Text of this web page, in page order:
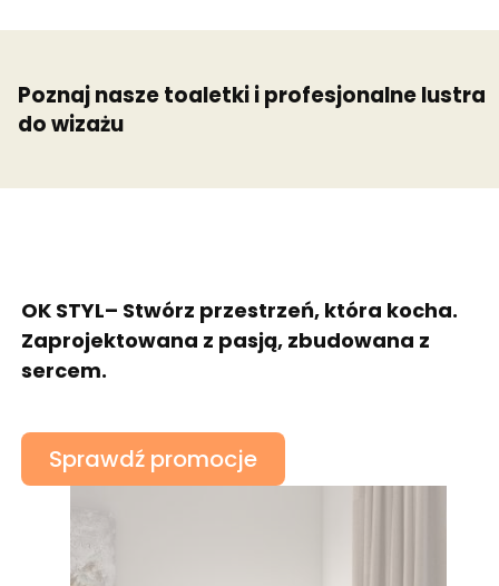
Poznaj nasze toaletki i profesjonalne lustra
do wizażu
OK STYL– Stwórz przestrzeń, która kocha.
Zaprojektowana z pasją, zbudowana z
sercem.
Sprawdź promocje